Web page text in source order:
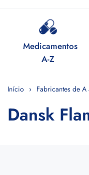
Medicamentos
A-Z
Início Fabricantes de A
Dansk